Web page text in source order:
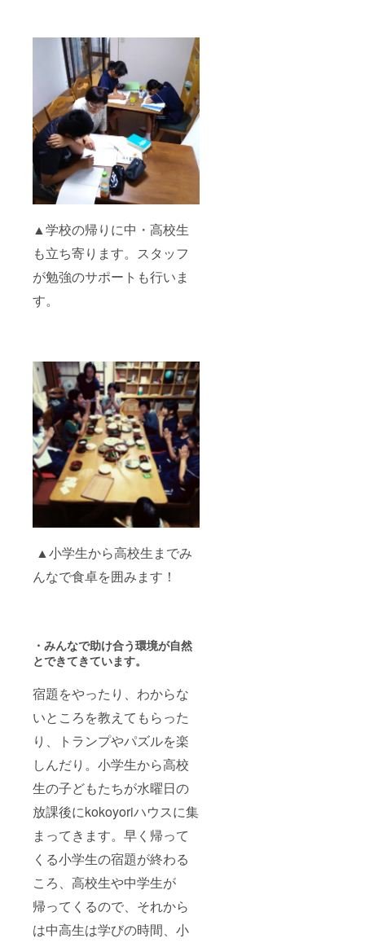
▲学校の帰りに中・高校生
も立ち寄ります。スタッフ
が勉強のサポートも行いま
す。
▲小学生から高校生までみ
んなで食卓を囲みます！
・みんなで助け合う環境が自然
とできてきています。
宿題をやったり、わからな
いところを教えてもらった
り、トランプやパズルを楽
しんだり。小学生から高校
生の子どもたちが水曜日の
放課後にkokoyoriハウスに集
まってきます。早く帰って
くる小学生の宿題が終わる
ころ、高校生や中学生が
帰ってくるので、それから
は中高生は学びの時間、小